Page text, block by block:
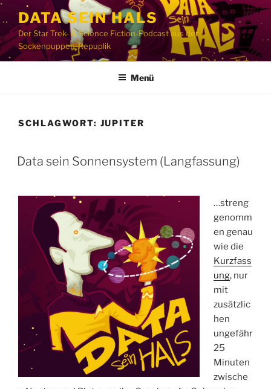
Zum
Inhalt
springen
DATA SEIN HALS
Der Star Trek- & Science Fiction-Podcast aus der
Sockenpuppen-Repuplik
Menü
SCHLAGWORT: JUPITER
Data sein Sonnensystem (Langfassung)
…streng
genomm
en genau
wie die
Kurzfass
ung, nur
mit
zusätzlic
hen
ungefähr
25
Minuten
zwische